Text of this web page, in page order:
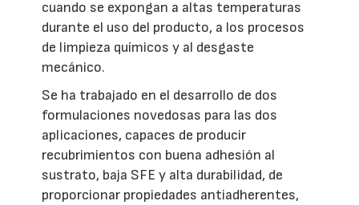
cuando se expongan a altas temperaturas
durante el uso del producto, a los procesos
de limpieza químicos y al desgaste
mecánico.
Se ha trabajado en el desarrollo de dos
formulaciones novedosas para las dos
aplicaciones, capaces de producir
recubrimientos con buena adhesión al
sustrato, baja SFE y alta durabilidad, de
proporcionar propiedades antiadherentes,